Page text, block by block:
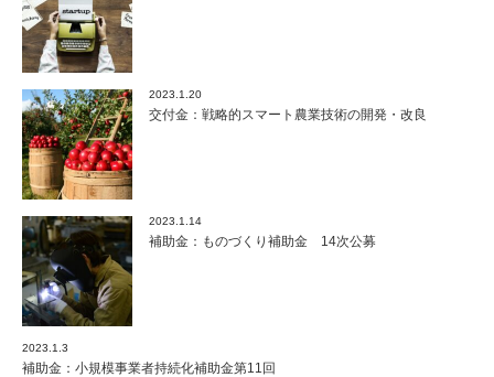
説
明
会
り
は
2023.1.20
交付金：戦略的スマート農業技術の開発・改良
2023.1.14
補助金：ものづくり補助金 14次公募
2023.1.3
補助金：小規模事業者持続化補助金第11回